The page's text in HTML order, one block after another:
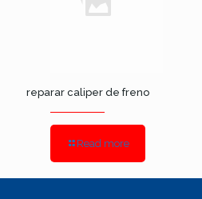
reparar caliper de freno
Read more